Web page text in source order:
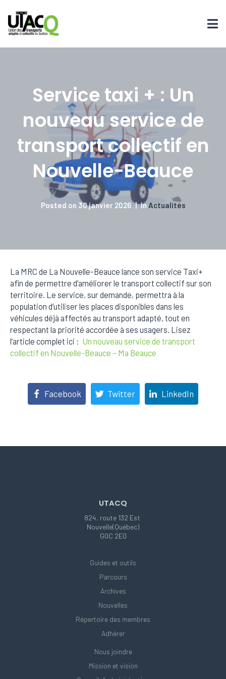
Service taxi + : Un
nouveau service de
transport collectif en
Nouvelle-Beauce
Posted on 30 janvier 2026 In Actualités
La MRC de La Nouvelle-Beauce lance son service Taxi+
afin de permettre d’améliorer le transport collectif sur son
territoire. Le service, sur demande, permettra à la
population d’utiliser les places disponibles dans les
véhicules déjà affectés au transport adapté, tout en
respectant la priorité accordée à ses usagers. Lisez
l’article complet ici : Un nouveau service de transport
collectif en Nouvelle-Beauce – Ma Beauce
Facebook Twitter LinkedIn
UTACQ
824, route 132 Est
Nouvelle(Québec)
G0C 2E0
Guides et outils
Parcours
Archives
Nouvelles
Répertoire des membres
Adhérer
Nous joindre
Mission et vision